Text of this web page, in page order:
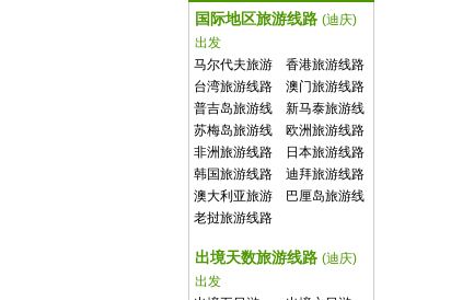
国际地区旅游线路 (迪庆)
出发
马尔代夫旅游
线路
香港旅游线路
台湾旅游线路
澳门旅游线路
普吉岛旅游线
路
新马泰旅游线
路
苏梅岛旅游线
路
欧洲旅游线路
非洲旅游线路
日本旅游线路
韩国旅游线路
迪拜旅游线路
澳大利亚旅游
线路
巴厘岛旅游线
老挝旅游线路
出境天数旅游线路 (迪庆)
出发